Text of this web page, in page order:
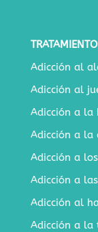
Adicción al
Adicción al
Adicción a la
Adicción a la
Adicción a
Adicción a
Adicción al
Adicción a la